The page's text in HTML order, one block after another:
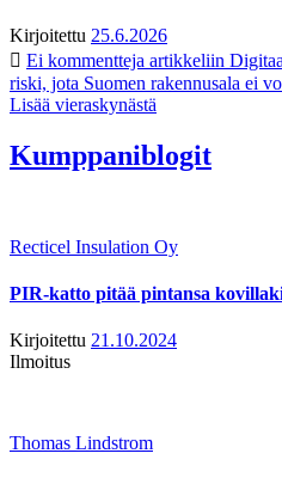
Kirjoitettu 25.6.2026
Ei kommentteja artikkeliin
riski, jota Suomen rakennusala ei
Lisää vieraskynästä
Kumppaniblogit
Recticel Insulation Oy
PIR-katto pitää pintansa
Kirjoitettu 21.10.2024
Ilmoitus
Thomas Lindstrom